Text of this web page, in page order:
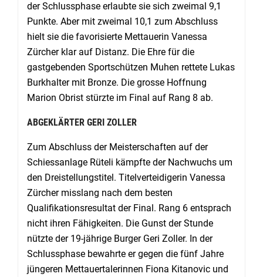
der Schlussphase erlaubte sie sich zweimal 9,1
Punkte. Aber mit zweimal 10,1 zum Abschluss
hielt sie die favorisierte Mettauerin Vanessa
Zürcher klar auf Distanz. Die Ehre für die
gastgebenden Sportschützen Muhen rettete Lukas
Burkhalter mit Bronze. Die grosse Hoffnung
Marion Obrist stürzte im Final auf Rang 8 ab.
ABGEKLÄRTER GERI ZOLLER
Zum Abschluss der Meisterschaften auf der
Schiessanlage Rüteli kämpfte der Nachwuchs um
den Dreistellungstitel. Titelverteidigerin Vanessa
Zürcher misslang nach dem besten
Qualifikationsresultat der Final. Rang 6 entsprach
nicht ihren Fähigkeiten. Die Gunst der Stunde
nützte der 19-jährige Burger Geri Zoller. In der
Schlussphase bewahrte er gegen die fünf Jahre
jüngeren Mettauertalerinnen Fiona Kitanovic und